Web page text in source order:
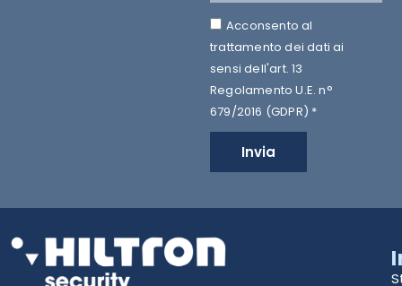
Acconsento al
trattamento dei dati ai
sensi dell'art. 13
Regolamento U.E. n°
679/2016 (GDPR) *
Invia